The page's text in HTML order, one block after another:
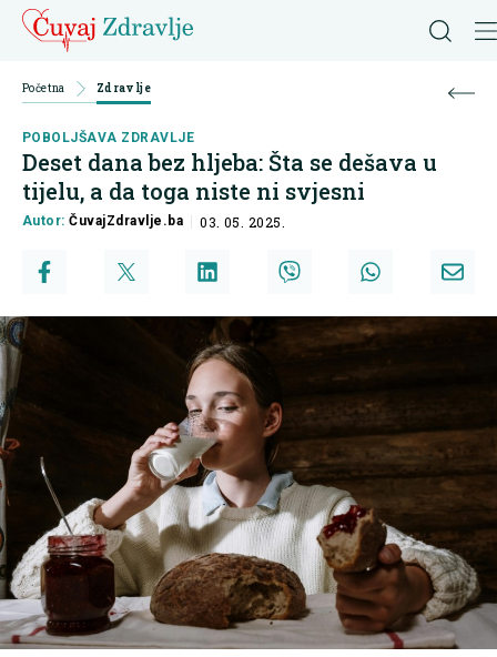
Početna Zdravlje
POBOLJŠAVA ZDRAVLJE
Deset dana bez hljeba: Šta se dešava u
tijelu, a da toga niste ni svjesni
Autor:ČuvajZdravlje.ba 03. 05. 2025.